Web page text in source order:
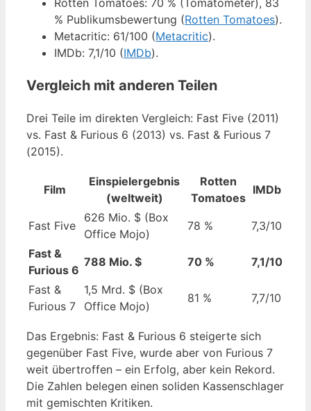
Rotten Tomatoes: 70 % (Tomatometer), 83
% Publikumsbewertung (Rotten Tomatoes).
Metacritic: 61/100 (Metacritic).
IMDb: 7,1/10 (IMDb).
Vergleich mit anderen Teilen
Drei Teile im direkten Vergleich: Fast Five (2011)
vs. Fast & Furious 6 (2013) vs. Fast & Furious 7
(2015).
Film
Einspielergebnis
(weltweit)
Rotten
Tomatoes
IMDb
Fast Five
626 Mio. $ (Box
Office Mojo)
78 %
7,3/10
Fast &
Furious 6
788 Mio. $ 70 %
7,1/10
Fast &
Furious 7
1,5 Mrd. $ (Box
Office Mojo)
81 % 7,7/10
Das Ergebnis: Fast & Furious 6 steigerte sich
gegenüber Fast Five, wurde aber von Furious 7
weit übertroffen – ein Erfolg, aber kein Rekord.
Die Zahlen belegen einen soliden Kassenschlager
mit gemischten Kritiken.